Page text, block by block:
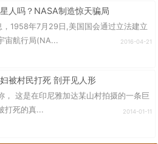
人吗？NASA制造惊天骗局
，1958年7月29日,美国国会通过立法建立
宙航行局(NA...
2016-04-21
被村民打死 剖开见人形
， 这是在印尼雅加达某山村拍摄的一条巨
打死的真...
2014-01-11